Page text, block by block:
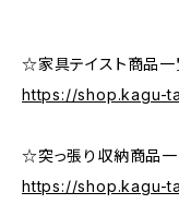
☆家具テイスト商品
https://shop.kagu-
☆突っ張り収納商品
https://shop.kagu-